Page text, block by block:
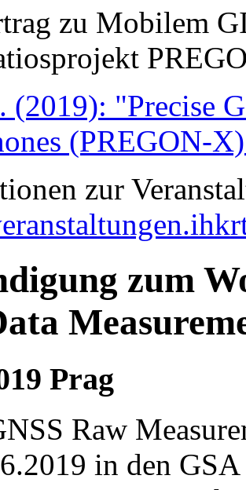
zu Mobilem
(2019): "Precise
(PREGON-
zur
zum
Prag
Raw
in den